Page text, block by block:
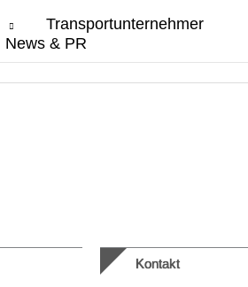
Transportunternehmer
News & PR
Kontakt